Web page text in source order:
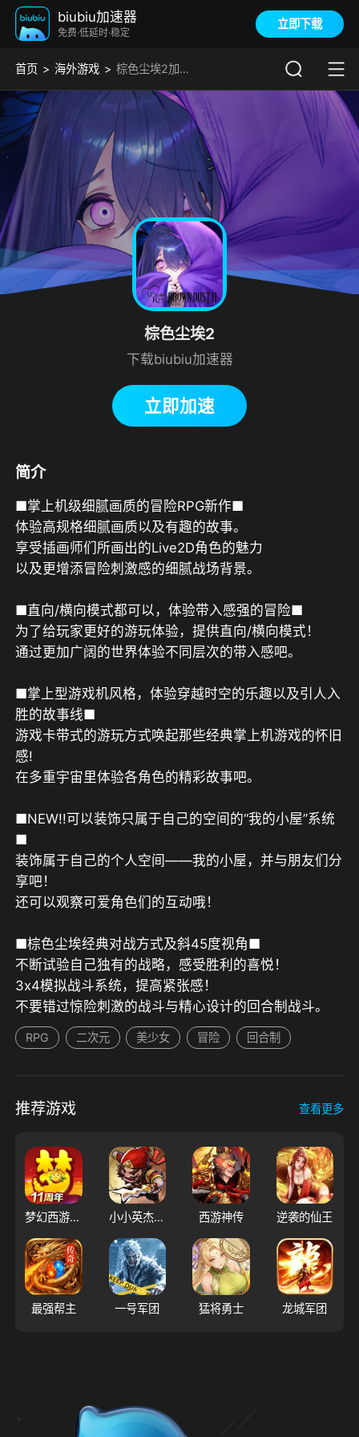
biubiu加速器
免费·低延时·稳定
立即下载
首页 海外游戏 棕色尘埃2加速器
棕色尘埃2
下载biubiu加速器
立即加速
简介
■掌上机级细腻画质的冒险RPG新作■
体验高规格细腻画质以及有趣的故事。
享受插画师们所画出的Live2D角色的魅力
以及更增添冒险刺激感的细腻战场背景。
■直向/横向模式都可以，体验带入感强的冒险■
为了给玩家更好的游玩体验，提供直向/横向模式！
通过更加广阔的世界体验不同层次的带入感吧。
■掌上型游戏机风格，体验穿越时空的乐趣以及引人入
胜的故事线■
游戏卡带式的游玩方式唤起那些经典掌上机游戏的怀旧
感!
在多重宇宙里体验各角色的精彩故事吧。
■NEW!!可以装饰只属于自己的空间的“我的小屋”系统
■
装饰属于自己的个人空间——我的小屋，并与朋友们分
享吧！
还可以观察可爱角色们的互动哦！
■棕色尘埃经典对战方式及斜45度视角■
不断试验自己独有的战略，感受胜利的喜悦！
3x4模拟战斗系统，提高紧张感！
不要错过惊险刺激的战斗与精心设计的回合制战斗。
RPG 二次元 美少女 冒险 回合制
推荐游戏 查看更多
梦幻西游（大陆服） 小小英杰：合战天下 西游神传 逆袭的仙王
最强帮主 一号军团 猛将勇士 龙城军团